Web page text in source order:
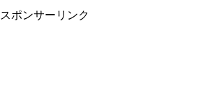
スポンサーリンク